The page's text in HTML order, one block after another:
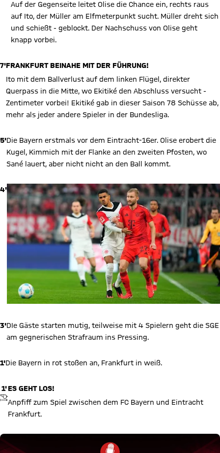
Auf der Gegenseite leitet Olise die Chance ein, rechts raus
auf Ito, der Müller am Elfmeterpunkt sucht. Müller dreht sich
und schießt - geblockt. Der Nachschuss von Olise geht
knapp vorbei.
7'FRANKFURT BEINAHE MIT DER FÜHRUNG!
Ito mit dem Ballverlust auf dem linken Flügel, direkter
Querpass in die Mitte, wo Ekitiké den Abschluss versucht -
Zentimeter vorbei! Ekitiké gab in dieser Saison 78 Schüsse ab,
mehr als jeder andere Spieler in der Bundesliga.
5'Die Bayern erstmals vor dem Eintracht-16er. Olise erobert die
Kugel, Kimmich mit der Flanke an den zweiten Pfosten, wo
Sané lauert, aber nicht nicht an den Ball kommt.
4'
3'DIe Gäste starten mutig, teilweise mit 4 Spielern geht die SGE
am gegnerischen Strafraum ins Pressing.
1'Die Bayern in rot stoßen an, Frankfurt in weiß.
1'
ANPFIFF
ES GEHT LOS!
Anpfiff zum Spiel zwischen dem FC Bayern und Eintracht
Frankfurt.